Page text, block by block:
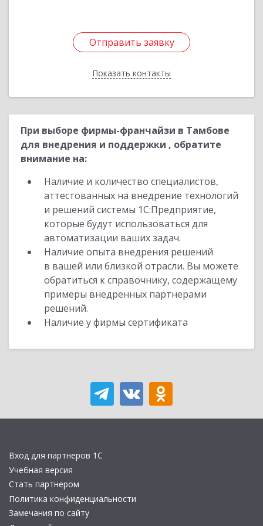
Отправить заявку
Показать контакты
Отправить заявку
Назад
При выборе фирмы-франчайзи в Тамбове
для внедрения и поддержки , обратите
внимание на:
Наличие и количество специалистов,
аттестованных на внедрение технологий
и решений системы 1С:Предприятие,
которые будут использоваться для
автоматизации ваших задач.
Наличие опыта внедрения решений
в вашей или близкой отрасли. Вы можете
обратиться к справочнику, содержащему
примеры внедренных партнерами
решений.
Наличие у фирмы сертификата
Вход для партнеров 1С
Учебная версия
Стать партнером
Политика конфиденциальности
Замечания по сайту